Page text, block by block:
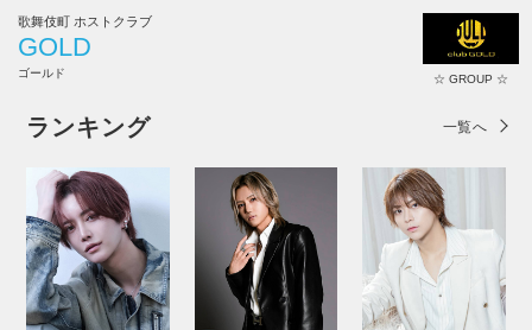
歌舞伎町 ホストクラブ
GOLD
ゴールド ☆ GROUP ☆
ランキング 一覧へ